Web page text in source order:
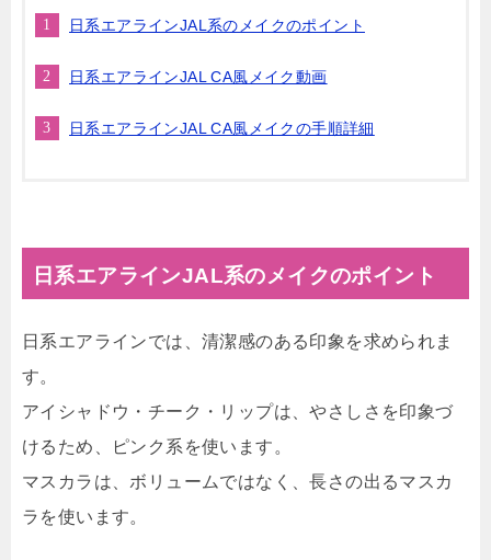
日系エアラインJAL系のメイクのポイント
日系エアラインJAL CA風メイク動画
日系エアラインJAL CA風メイクの手順詳細
日系エアラインJAL系のメイクのポイント
日系エアラインでは、清潔感のある印象を求められま
す。
アイシャドウ・チーク・リップは、やさしさを印象づ
けるため、ピンク系を使います。
マスカラは、ボリュームではなく、長さの出るマスカ
ラを使います。